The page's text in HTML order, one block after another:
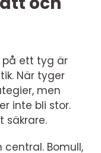
på ett tyg är
När tyger
men
inte bli stor.
säkrare.
central. Bomull,